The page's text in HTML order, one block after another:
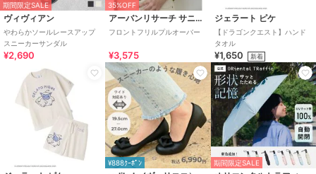
期間限定SALE
ヴィヴィアン
やわらかソールレースアップ
スニーカーサンダル
¥2,690
35%OFF
アーバンリサーチ サニーレーベル
フロントフリルプルオーバー
¥3,575
ジェラート ピケ
【ドラゴンクエスト】ハンド
タオル
¥1,650 新着
¥888ｸｰﾎﾟﾝ 期間限定SALE